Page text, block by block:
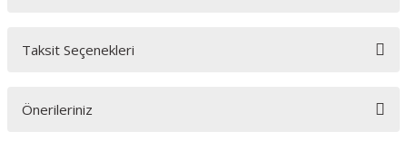
Bu ürüne ilk yorumu siz yapın!
Taksit Seçenekleri
Önerileriniz